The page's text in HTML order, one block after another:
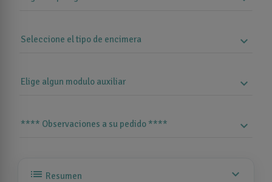
Seleccione el tipo de encimera expand_more
Elige algun modulo auxiliar expand_more
**** Observaciones a su pedido **** expand_more
list Resumen expand_more